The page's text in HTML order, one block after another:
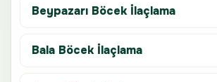
Beypazarı Böcek İlaçlama
Bala Böcek İlaçlama